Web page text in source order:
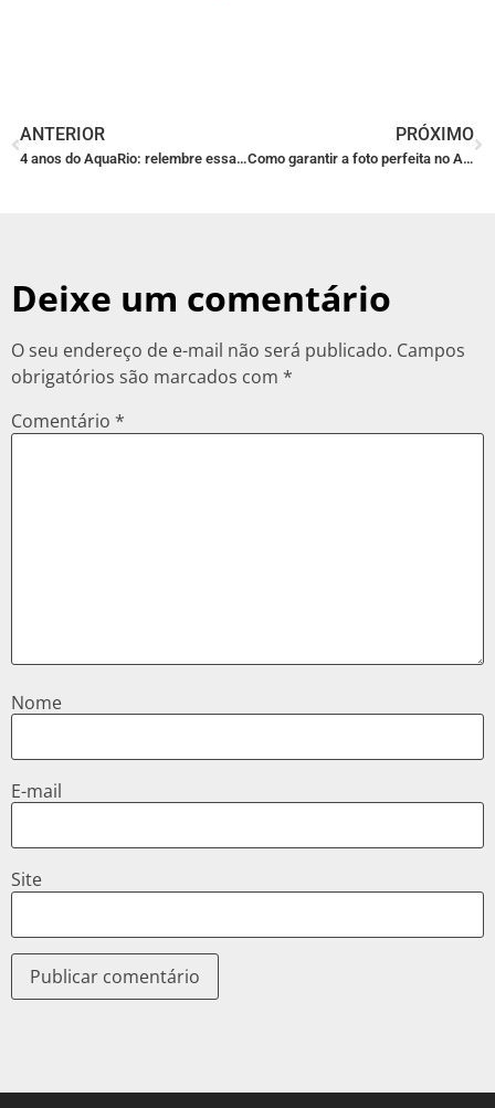
ANTERIOR
4 anos do AquaRio: relembre essa história com a gente!
PRÓXIMO
Como garantir a foto perfeita no AquaRio!
Deixe um comentário
O seu endereço de e-mail não será publicado. Campos
obrigatórios são marcados com *
Comentário *
Nome
E-mail
Site